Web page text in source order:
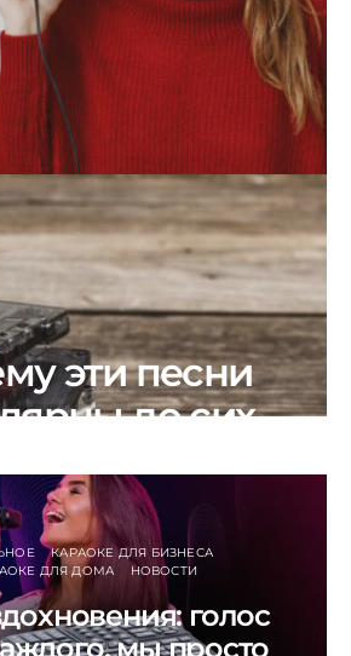
эти песни
до сих
КАРАОКЕ ДЛЯ БИЗНЕСА
ДЛЯ ДОМА
НОВОСТИ
голос
мы просто